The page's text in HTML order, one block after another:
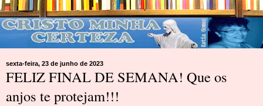
sexta-feira, 23 de junho de 2023
FELIZ FINAL DE SEMANA! Que os
anjos te protejam!!!